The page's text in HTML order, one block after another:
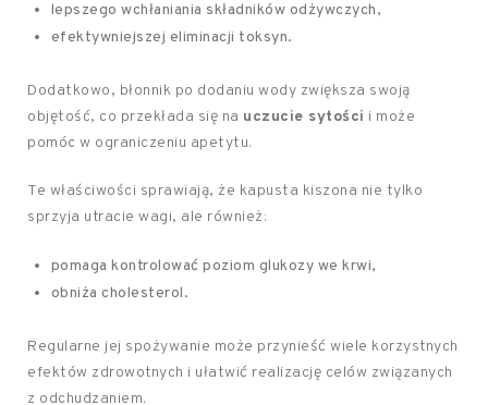
lepszego wchłaniania składników odżywczych,
efektywniejszej eliminacji toksyn.
Dodatkowo, błonnik po dodaniu wody zwiększa swoją
objętość, co przekłada się na uczucie sytości i może
pomóc w ograniczeniu apetytu.
Te właściwości sprawiają, że kapusta kiszona nie tylko
sprzyja utracie wagi, ale również:
pomaga kontrolować poziom glukozy we krwi,
obniża cholesterol.
Regularne jej spożywanie może przynieść wiele korzystnych
efektów zdrowotnych i ułatwić realizację celów związanych
z odchudzaniem.